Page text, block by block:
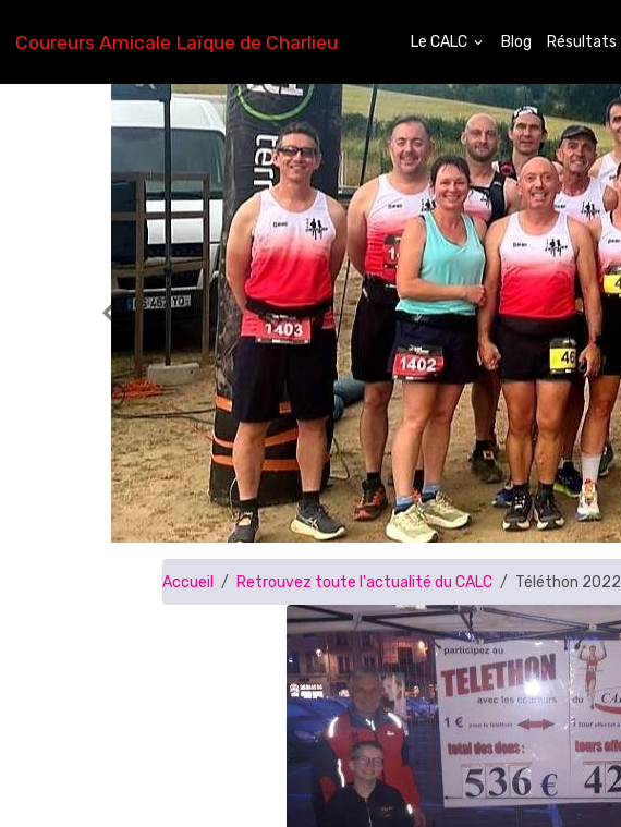
Coureurs Amicale Laïque de Charlieu Le CALC Blog Résultats
Accueil Retrouvez toute l'actualité du CALC Téléthon 2022